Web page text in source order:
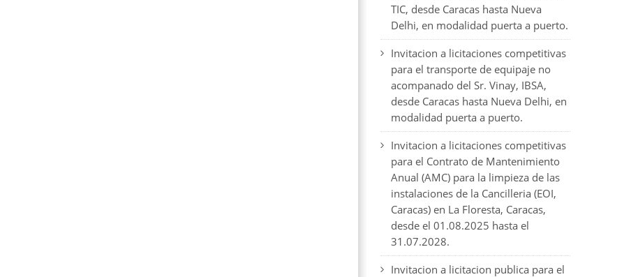
TIC, desde Caracas hasta Nueva
Delhi, en modalidad puerta a puerto.
Invitacion a licitaciones competitivas
para el transporte de equipaje no
acompanado del Sr. Vinay, IBSA,
desde Caracas hasta Nueva Delhi, en
modalidad puerta a puerto.
Invitacion a licitaciones competitivas
para el Contrato de Mantenimiento
Anual (AMC) para la limpieza de las
instalaciones de la Cancilleria (EOI,
Caracas) en La Floresta, Caracas,
desde el 01.08.2025 hasta el
31.07.2028.
Invitacion a licitacion publica para el